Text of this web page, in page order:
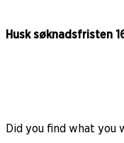
Husk søknadsfristen
Did you find what you